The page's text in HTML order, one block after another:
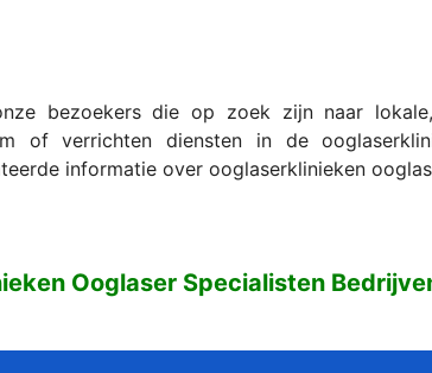
bezoekers die op zoek zijn naar
of verrichten diensten in de
informatie over ooglaserklinieken
Ooglaser Specialisten